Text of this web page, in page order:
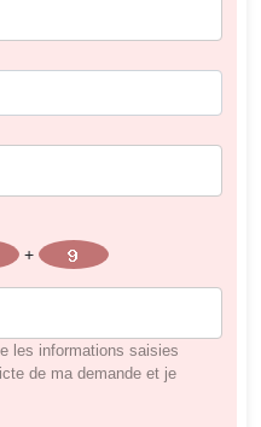
+
les informations saisies
de ma demande et je